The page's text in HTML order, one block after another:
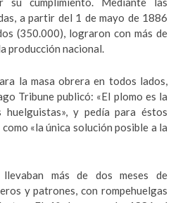
a partir del 1 de mayo de 1886
(350.000), lograron con más de
producción nacional.
la masa obrera en todos lados,
Tribune publicó: «El plomo es la
y pedía para éstos
«la única solución posible a la
más de dos meses de
y patrones, con rompehuelgas